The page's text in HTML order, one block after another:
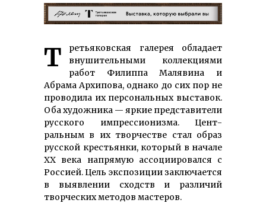
Третьяковская галерея обла­дает
вну­ши­тель­ными кол­лек­ция­ми
ра­бот Филип­па Ма­ляви­на и
Абрама Ар­хипова, од­на­ко до сих пор не
про­во­дила их пер­сональ­ных выста­вок.
Оба ху­дож­ника — яр­кие пред­ставители
рус­ского импрес­сио­низма. Цент­
ральным в их твор­честве стал образ
русской крестьянки, который в начале
ХХ века на­пря­мую ас­социировал­ся с
Россией. Цель экспозиции за­ключается
в выявлении сходств и различий
творческих методов мастеров.